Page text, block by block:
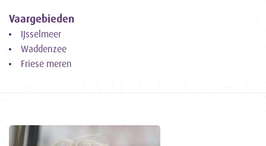
Vaargebieden
IJsselmeer
Waddenzee
Friese meren